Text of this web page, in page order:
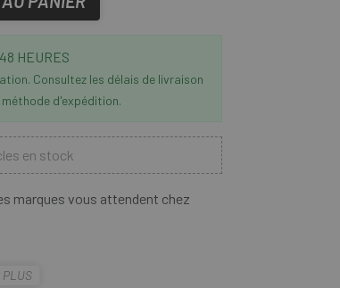
HEURES
Consultez les délais de livraison
d'expédition.
en stock
marques vous attendent chez
d'une roue d'escalade moins
PLUS